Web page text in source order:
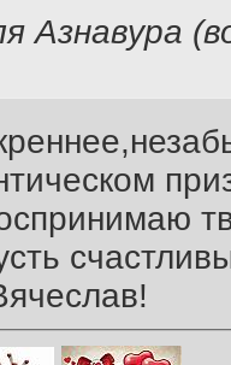
Азнавура